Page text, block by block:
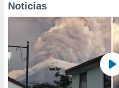
Noticias